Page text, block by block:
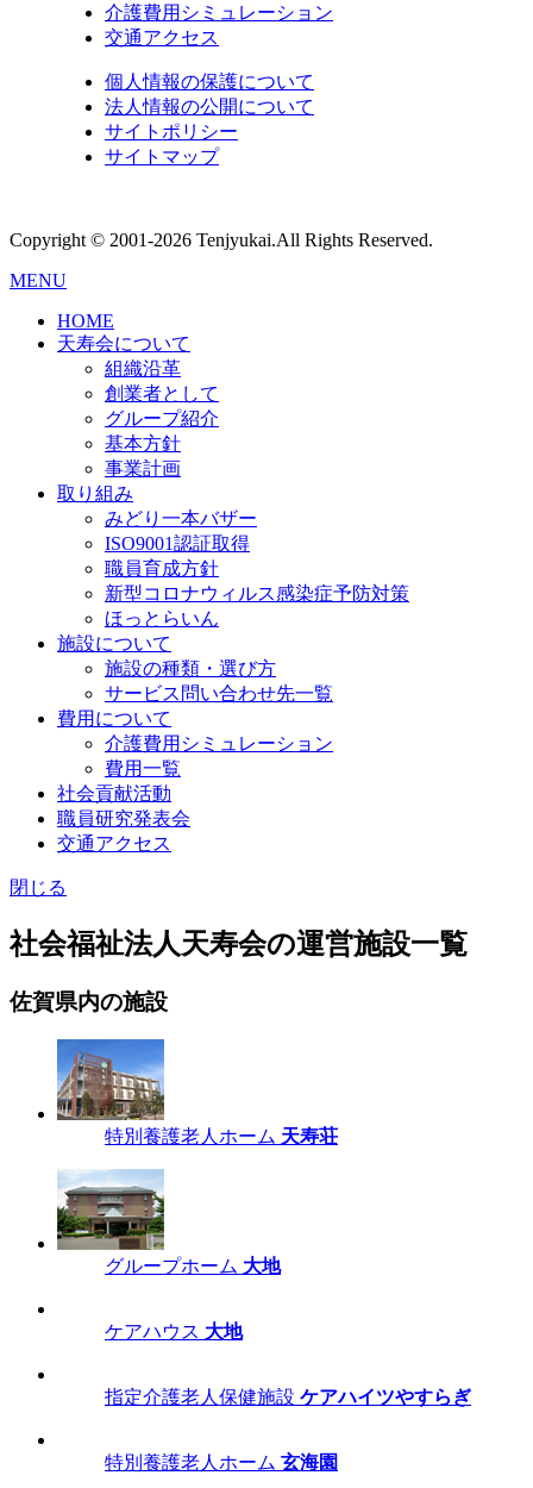
介護費用シミュレーション
交通アクセス
個人情報の保護について
法人情報の公開について
サイトポリシー
サイトマップ
Copyright © 2001-2026 Tenjyukai.All Rights Reserved.
MENU
HOME
天寿会について
組織沿革
創業者として
グループ紹介
基本方針
事業計画
取り組み
みどり一本バザー
ISO9001認証取得
職員育成方針
新型コロナウィルス感染症予防対策
ほっとらいん
施設について
施設の種類・選び方
サービス問い合わせ先一覧
費用について
介護費用シミュレーション
費用一覧
社会貢献活動
職員研究発表会
交通アクセス
閉じる
社会福祉法人天寿会の運営施設一覧
佐賀県内の施設
特別養護老人ホーム 天寿荘
グループホーム 大地
ケアハウス 大地
指定介護老人保健施設 ケアハイツやすらぎ
特別養護老人ホーム 玄海園